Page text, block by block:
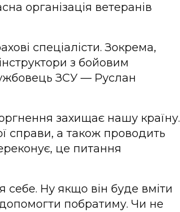
організація ветеранів
спеціалісти. Зокрема,
з бойовим
ЗСУ — Руслан
захищає нашу країну.
справи, а також проводить
це питання
Ну якщо він буде вміти
побратиму. Чи не